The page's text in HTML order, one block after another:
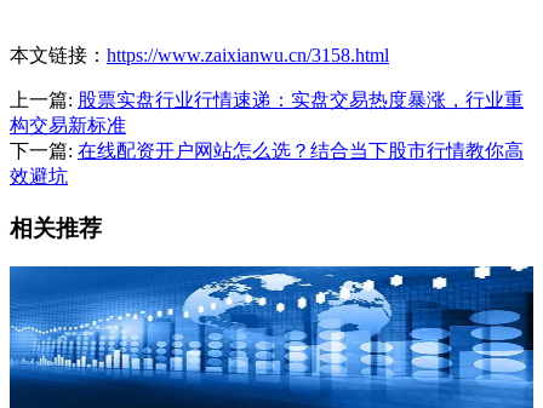
本文链接： https://www.zaixianwu.cn/3158.html
上一篇: 股票实盘行业行情速递：实盘交易热度暴涨，行业重
构交易新标准
下一篇: 在线配资开户网站怎么选？结合当下股市行情教你高
效避坑
相关推荐